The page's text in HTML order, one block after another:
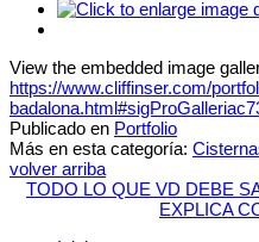
View the embedded image
https://www.cliffinser.com/
Publicado en Portfolio
Más en esta categoría:
volver arriba
TODO LO QUE VD DEBE
EXPLICA